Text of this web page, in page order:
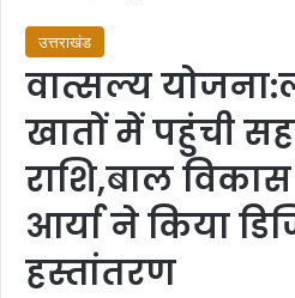
उत्तराखंड
वात्सल्य
खातों में पहुंची
राशि,बाल विकास
आर्या ने किया
हस्तांतरण